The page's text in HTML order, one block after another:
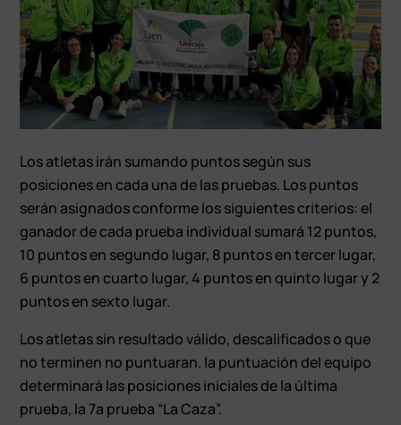
Los atletas irán sumando puntos según sus
posiciones en cada una de las pruebas. Los puntos
serán asignados conforme los siguientes criterios: el
ganador de cada prueba individual sumará 12 puntos,
10 puntos en segundo lugar, 8 puntos en tercer lugar,
6 puntos en cuarto lugar, 4 puntos en quinto lugar y 2
puntos en sexto lugar.
Los atletas sin resultado válido, descalificados o que
no terminen no puntuaran. la puntuación del equipo
determinará las posiciones iniciales de la última
prueba, la 7ª prueba “La Caza”.